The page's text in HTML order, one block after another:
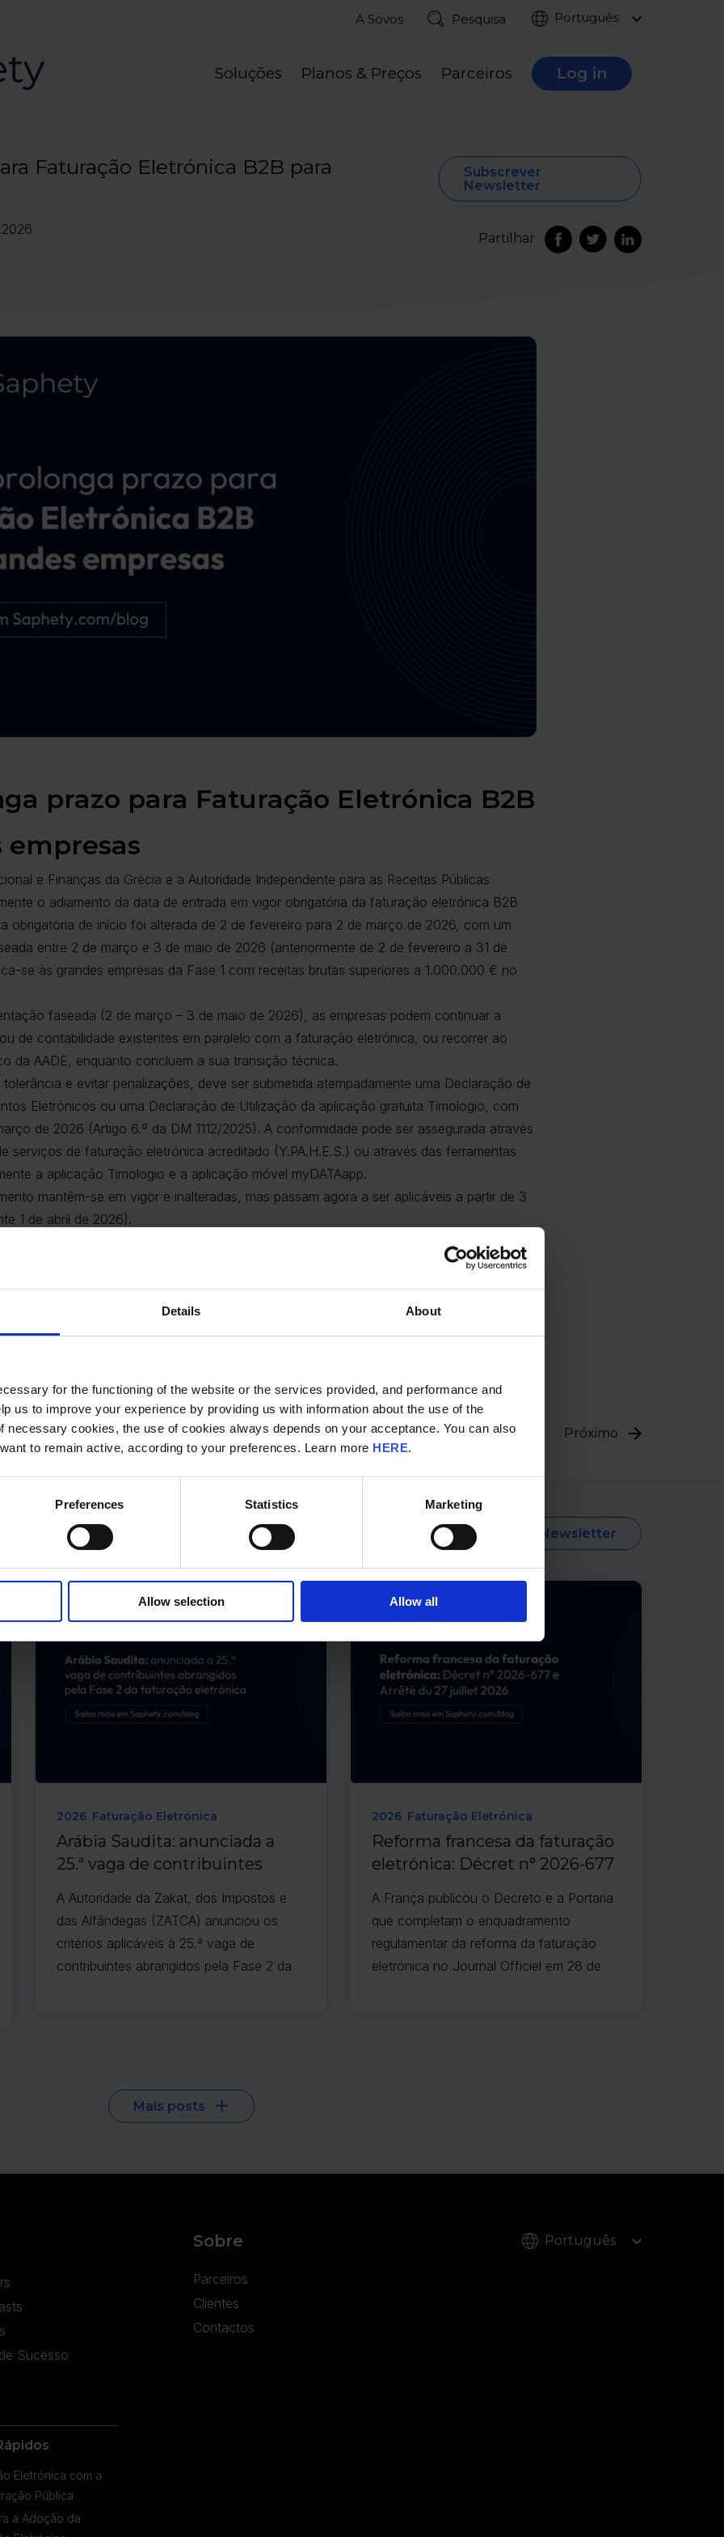
Details About
for the functioning of the website or the services provided, and performance and
us to improve your experience by providing us with information about the use of the
necessary cookies, the use of cookies always depends on your acceptance. You can also
to remain active, according to your preferences. Learn more HERE.
Preferences Statistics Marketing
Allow selection Allow all
Português
Pesquisa
A Sovos
Soluções Planos & Preços Parceiros Log in
Faturação Eletrónica B2B para
Subscrever
Newsletter
Partilhar
prazo para Faturação Eletrónica B2B
empresas
e Finanças da Grécia e a Autoridade Independente para as Receitas Públicas
o adiamento da data de entrada em vigor obrigatória da faturação eletrónica B2B
obrigatória de início foi alterada de 2 de fevereiro para 2 de março de 2026, com um
entre 2 de março e 3 de maio de 2026 (anteriormente de 2 de fevereiro a 31 de
se às grandes empresas da Fase 1 com receitas brutas superiores a 1.000.000 € no
faseada (2 de março – 3 de maio de 2026), as empresas podem continuar a
de contabilidade existentes em paralelo com a faturação eletrónica, ou recorrer ao
da AADE, enquanto concluem a sua transição técnica.
e evitar penalizações, deve ser submetida atempadamente uma Declaração de
Eletrónicos ou uma Declaração de Utilização da aplicação gratuita Timologio, com
de 2026 (Artigo 6.º da DM 1112/2025). A conformidade pode ser assegurada através
serviços de faturação eletrónica acreditado (Y.PA.H.E.S.) ou através das ferramentas
a aplicação Timologio e a aplicação móvel myDATAapp.
mantêm-se em vigor e inalteradas, mas passam agora a ser aplicáveis a partir de 3
1 de abril de 2026).
obrigações legais e a otimização dos processos de emissão e receção de faturas.
os processos financeiros da sua empresa.
hoje o processo de desmaterialização de documentos financeiros e comerciais.
contacto connosco.
Partilhar Próximo
Subscrever Newsletter
2026 Faturação Eletrónica
Arábia Saudita: anunciada a
25.ª vaga de contribuintes
faturação eletrónica
A Autoridade da Zakat, dos Impostos e
das Alfândegas (ZATCA) anunciou os
critérios aplicáveis à 25.ª vaga de
contribuintes abrangidos pela Fase 2 da
2026 Faturação Eletrónica
Reforma francesa da faturação
eletrónica: Décret n° 2026-677
A França publicou o Decreto e a Portaria
que completam o enquadramento
regulamentar da reforma da faturação
eletrónica no Journal Officiel em 28 de
Mais posts
Sucesso
Eletrónica com a
Pública
a Adoção da
Sobre
Parceiros
Clientes
Contactos
Português